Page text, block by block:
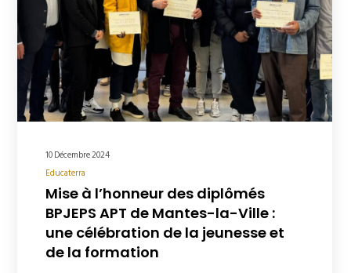
10 Décembre 2024
Educaterra
Mise à l’honneur des diplômés
BPJEPS APT de Mantes-la-Ville :
une célébration de la jeunesse et
de la formation